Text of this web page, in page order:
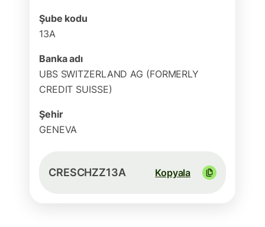
Şube kodu
13A
Banka adı
UBS SWITZERLAND AG (FORMERLY
CREDIT SUISSE)
Şehir
GENEVA
CRESCHZZ13A Kopyala